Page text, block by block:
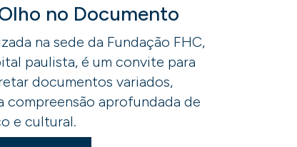
no Documento
na sede da Fundação FHC,
paulista, é um convite para
documentos variados,
compreensão aprofundada de
e cultural.